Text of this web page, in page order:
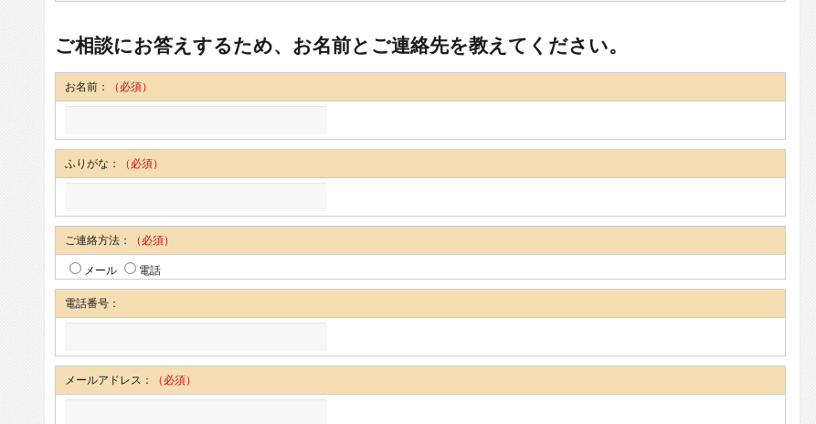
ご相談にお答えするため、お名前とご連絡先を教えてください。
お名前： （必須）
ふりがな： （必須）
ご連絡方法：
（必須）
メール
電話
電話番号：
メールアドレス： （必須）